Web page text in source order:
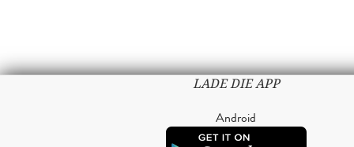
LADE DIE APP
Android